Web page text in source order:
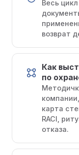
Весь
возврат
Как
по
карта
RACI,
отказа.